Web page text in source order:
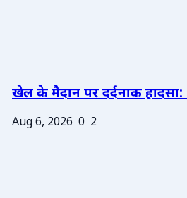
खेल के मैदान पर दर्दनाक
Aug 6, 2026 0 2